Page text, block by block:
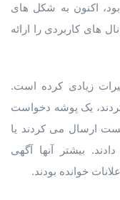
اکنون به شکل های
های کاربردی را ارائه
زیادی کرده است.
یک پوشه دخواست
ارسال می کردند یا
بیشتر آنها آگهی
خوانده بودند.